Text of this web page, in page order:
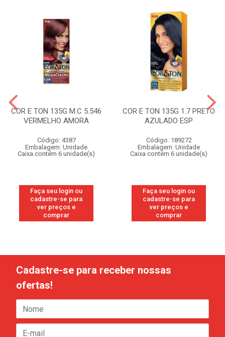
COR E TON 135G M.C 5.546
VERMELHO AMORA
Código: 4387
Embalagem: Unidade
Caixa contém 6 unidade(s)
Faça seu login ou
cadastre-se para
ver preços e
comprar
COR E TON 135G 1.7 PRETO
AZULADO ESP
Código: 189272
Embalagem: Unidade
Caixa contém 6 unidade(s)
Faça seu login ou
cadastre-se para
ver preços e
comprar
Cadastre-se para receber nossas
ofertas!